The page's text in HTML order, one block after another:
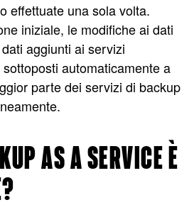
effettuate una sola volta.
iniziale, le modifiche ai dati
aggiunti ai servizi
automaticamente a
parte dei servizi di backup
AS A SERVICE È